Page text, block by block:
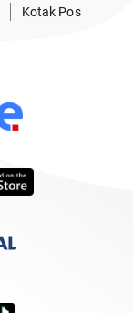
Kotak Pos